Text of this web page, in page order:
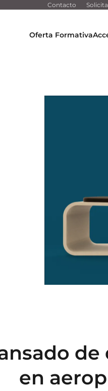
Contacto
Oferta Formativa
en